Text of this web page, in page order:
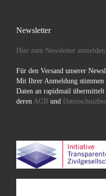
Newsletter
Hier zum Newsletter anmelden
Für den Versand unserer
Mit Ihrer Anmeldung stimmen
Daten an rapidmail
deren AGBund